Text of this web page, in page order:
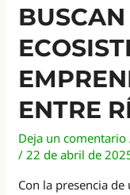
ENTRE
Deja un comentario
/22 de abril de
Con la presencia